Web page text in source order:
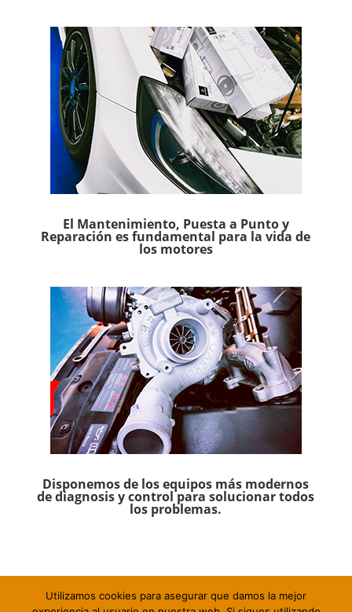
El Mantenimiento, Puesta a Punto y
Reparación es fundamental para la vida de
los motores
Disponemos de los equipos más modernos
de diagnosis y control para solucionar todos
los problemas.
Utilizamos cookies para asegurar que damos la mejor